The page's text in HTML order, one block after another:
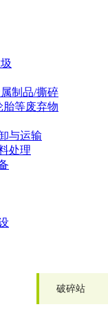
制品/撕碎
胎等废弃物
与运输
处理
破碎站